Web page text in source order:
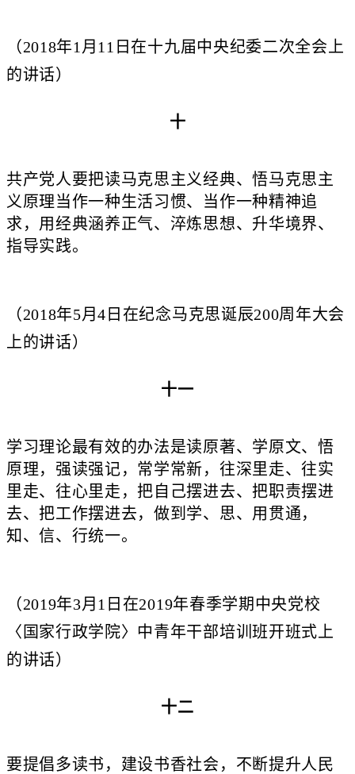
（2018年1月11日在十九届中央纪委二次全会上
的讲话）
十
共产党人要把读马克思主义经典、悟马克思主
义原理当作一种生活习惯、当作一种精神追
求，用经典涵养正气、淬炼思想、升华境界、
指导实践。
（2018年5月4日在纪念马克思诞辰200周年大会
上的讲话）
十一
学习理论最有效的办法是读原著、学原文、悟
原理，强读强记，常学常新，往深里走、往实
里走、往心里走，把自己摆进去、把职责摆进
去、把工作摆进去，做到学、思、用贯通，
知、信、行统一。
（2019年3月1日在2019年春季学期中央党校
〈国家行政学院〉中青年干部培训班开班式上
的讲话）
十二
要提倡多读书，建设书香社会，不断提升人民